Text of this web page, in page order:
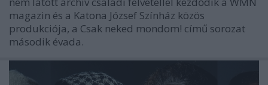
magazin és a Katona József Színház közös
produkciója, a Csak neked mondom! című sorozat
második évada.